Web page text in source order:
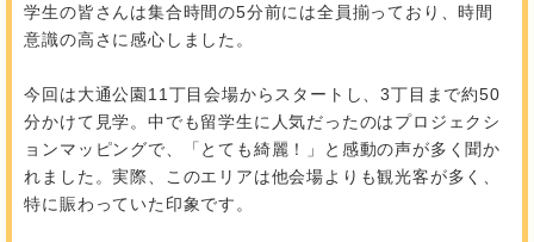
学生の皆さんは集合時間の5分前には全員揃っており、時間
意識の高さに感心しました。
今回は大通公園11丁目会場からスタートし、3丁目まで約50
分かけて見学。中でも留学生に人気だったのはプロジェクシ
ョンマッピングで、「とても綺麗！」と感動の声が多く聞か
れました。実際、このエリアは他会場よりも観光客が多く、
特に賑わっていた印象です。